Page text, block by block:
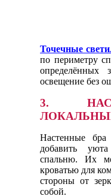
Точечные
по периметру
определённых
освещение без
3.
Настенные
добавить
спальню. Их
кроватью для
стороны от
собой.